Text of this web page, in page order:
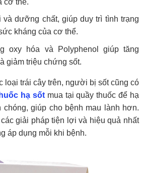
và dưỡng chất, giúp duy trì tình trạng
kháng của cơ thể.
oxy hóa và Polyphenol giúp tăng
giảm triệu chứng sốt.
loại trái cây trên, người bị sốt cũng có
hạ sốtmua tại quầy thuốc để hạ
chóng, giúp cho bệnh mau lành hơn.
giải pháp tiện lợi và hiệu quả nhất
áp dụng mỗi khi bệnh.